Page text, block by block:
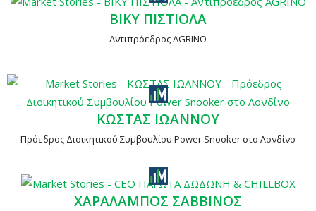
ΒΙΚΥ ΠΙΣΤΙΟΛΑ
Αντιπρόεδρος AGRINO
ΚΩΣΤΑΣ ΙΩΑΝΝΟΥ
Πρόεδρος Διοικητικού Συμβουλίου Power Snooker στο Λονδίνο
ΧΑΡΑΛΑΜΠΟΣ ΣΑΒΒΙΝΟΣ